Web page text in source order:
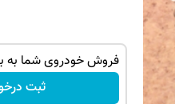
حقوق
فروش خودروی شما به
ثبت